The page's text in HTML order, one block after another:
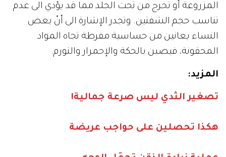
المزروعة أو تخرج من تحت الجلد مما قد يؤدي الى عدم
تناسب حجم الشفتين. وتجدر الإشارة الى أنّ بعض
النساء يعانين من حساسية مفرطة تجاه المواد
المحقونة، فيصبن بالحكة والإحمرار والتورم.
المزيد:
تصغير الثدي ليس صرعة جمالية!
هكذا تحصلين على حواجب عريضة